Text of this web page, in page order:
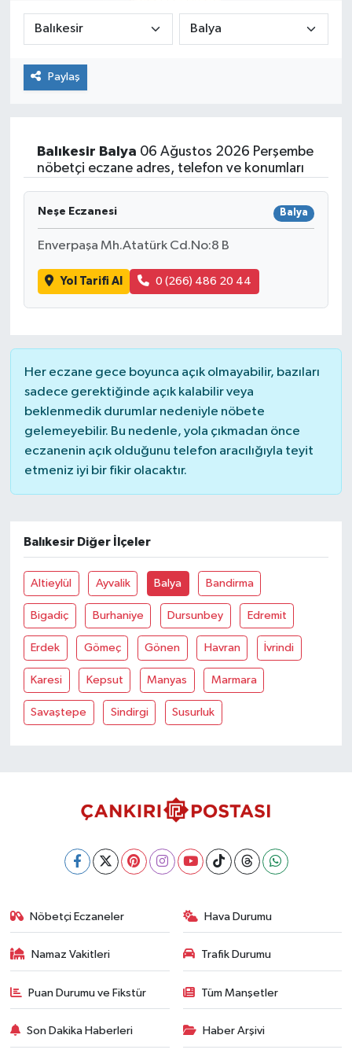
Paylaş
Balıkesir Balya 06 Ağustos 2026 Perşembe
nöbetçi eczane adres, telefon ve konumları
Neşe Eczanesi Balya
Enverpaşa Mh.Atatürk Cd.No:8 B
Yol Tarifi Al 0 (266) 486 20 44
Her eczane gece boyunca açık olmayabilir, bazıları
sadece gerektiğinde açık kalabilir veya
beklenmedik durumlar nedeniyle nöbete
gelemeyebilir. Bu nedenle, yola çıkmadan önce
eczanenin açık olduğunu telefon aracılığıyla teyit
etmeniz iyi bir fikir olacaktır.
Balıkesir Diğer İlçeler
Altieylül Ayvalik Balya Bandirma
Bigadiç Burhaniye Dursunbey Edremit
Erdek Gömeç Gönen Havran İvrindi
Karesi Kepsut Manyas Marmara
Savaştepe Sindirgi Susurluk
Nöbetçi Eczaneler Hava Durumu
Namaz Vakitleri Trafik Durumu
Puan Durumu ve Fikstür Tüm Manşetler
Son Dakika Haberleri Haber Arşivi
ÇEVRE
İLÇELER
KÜLTÜR
TURİZM
MAGAZİN
VEFAT
BİLİM&TEKNOLOJİ
BÖLGE
TÜRKİYE
DÜNYA